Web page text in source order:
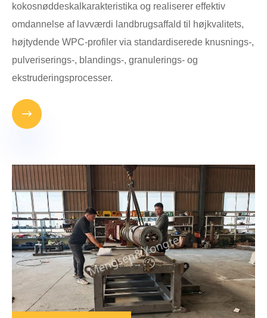
kokosnøddeskalkarakteristika og realiserer effektiv
omdannelse af lavværdi landbrugsaffald til højkvalitets,
højtydende WPC-profiler via standardiserede knusnings-,
pulveriserings-, blandings-, granulerings- og
ekstruderingsprocesser.
